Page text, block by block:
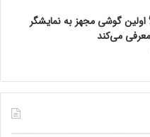
اولین گوشی مجهز به نمایشگر
می‌کند